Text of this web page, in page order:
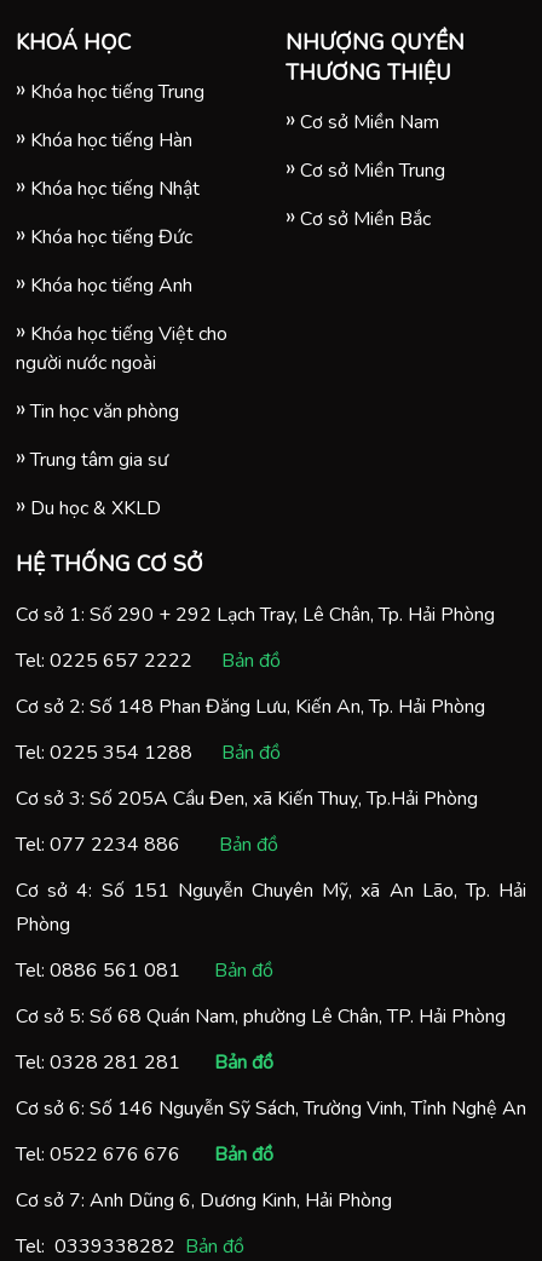
KHOÁ HỌC
Khóa học tiếng Trung
Khóa học tiếng Hàn
Khóa học tiếng Nhật
Khóa học tiếng Đức
Khóa học tiếng Anh
Khóa học tiếng Việt cho
người nước ngoài
Tin học văn phòng
Trung tâm gia sư
Du học & XKLD
NHƯỢNG QUYỀN
THƯƠNG THIỆU
Cơ sở Miền Nam
Cơ sở Miền Trung
Cơ sở Miền Bắc
HỆ THỐNG CƠ SỞ
Cơ sở 1: Số 290 + 292 Lạch Tray, Lê Chân, Tp. Hải Phòng
Tel: 0225 657 2222
Bản đồ
Cơ sở 2: Số 148 Phan Đăng Lưu, Kiến An, Tp. Hải Phòng
Tel: 0225 354 1288
Bản đồ
Cơ sở 3: Số 205A Cầu Đen, xã Kiến Thuỵ, Tp.Hải Phòng
Tel: 077 2234 886
Bản đồ
Cơ sở 4: Số 151 Nguyễn Chuyên Mỹ, xã An Lão, Tp. Hải
Phòng
Tel: 0886 561 081
Bản đồ
Cơ sở 5: Số 68 Quán Nam, phường Lê Chân, TP. Hải Phòng
Tel: 0328 281 281
Bản đồ
Cơ sở 6: Số 146 Nguyễn Sỹ Sách, Trường Vinh, Tỉnh Nghệ An
Tel: 0522 676 676
Bản đồ
Cơ sở 7: Anh Dũng 6, Dương Kinh, Hải Phòng
Tel: 0339338282 Bản đồ